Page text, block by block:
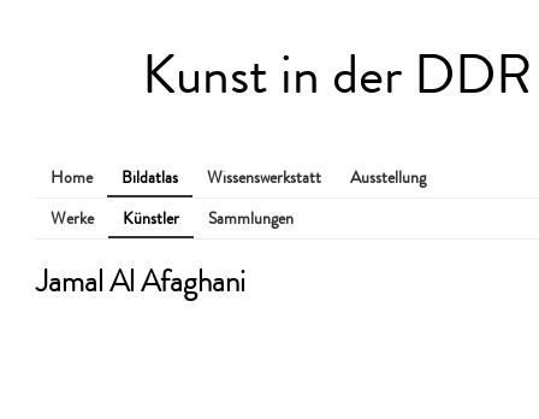
Kunst in der DDR
Home Bildatlas Wissenswerkstatt
Ausstellung
Werke
Künstler Sammlungen
Jamal Al Afaghani